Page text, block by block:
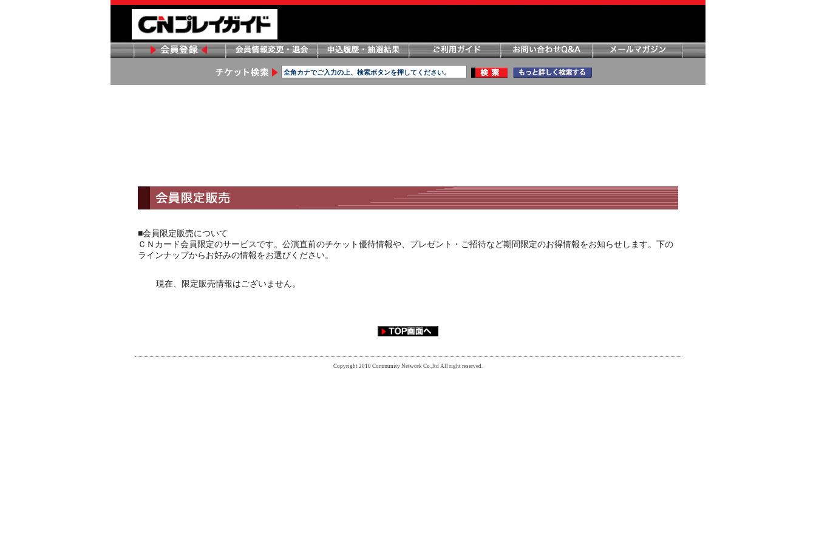
■会員限定販売について
ＣＮカード会員限定のサービスです。公演直前のチケット優待情報や、プレゼント・ご招待など期間限定のお得情報をお知らせします。下の
ラインナップからお好みの情報をお選びください。
現在、限定販売情報はございません。
Copyright 2010 Community Network Co.,ltd All right reserved.